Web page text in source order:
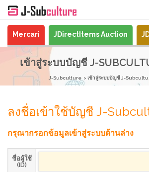
Mercari JDirectItems Auction
เข้าสู่ระบบบัญชี J-
J-Subculture เข้าสู่ระบบบัญชี J-
ลงชื่อเข้าใช้บัญชี J-
กรุณากรอกข้อมูลเข้าสู่ระบบด้านล่าง
ชื่อผู้ใช้
(ID)